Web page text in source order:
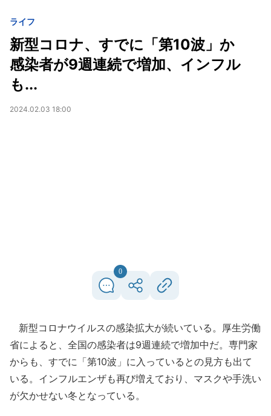
ライフ
新型コロナ、すでに「第10波」か
感染者が9週連続で増加、インフル
も...
2024.02.03 18:00
0
新型コロナウイルスの感染拡大が続いている。厚生労働
省によると、全国の感染者は9週連続で増加中だ。専門家
からも、すでに「第10波」に入っているとの見方も出て
いる。インフルエンザも再び増えており、マスクや手洗い
が欠かせない冬となっている。